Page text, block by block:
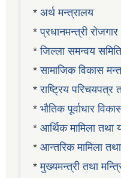
* अर्थ मन्त्रालय
*प्रधानमन्त्री
*जिल्ला समन्वय
*सामाजिक विकास
*राष्ट्रिय परिचयपत्र
* भौतिक पूर्वाधार
* आर्थिक मामिला तथा
* आन्तरिक मामिला
*मुख्यमन्त्री तथा